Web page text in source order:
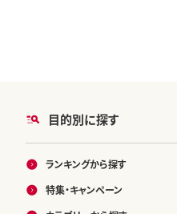
目的別に探す
ランキングから探す
特集・キャンペーン